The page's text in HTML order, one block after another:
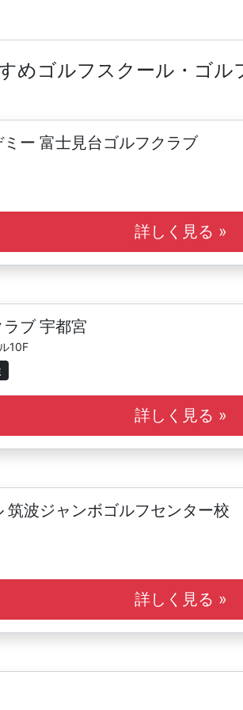
めゴルフスクール・ゴル
ー 富士見台ゴルフクラブ
詳しく見る »
ブ 宇都宮
10F
詳しく見る »
筑波ジャンボゴルフセンター校
詳しく見る »